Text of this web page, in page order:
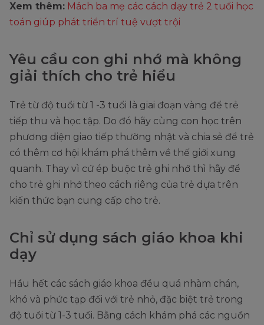
Xem thêm: Mách ba mẹ các cách dạy trẻ 2 tuổi học
toán giúp phát triển trí tuệ vượt trội
Yêu cầu con ghi nhớ mà không
giải thích cho trẻ hiểu
Trẻ từ độ tuổi từ 1 -3 tuổi là giai đoạn vàng để trẻ
tiếp thu và học tập. Do đó hãy cùng con học trên
phương diện giao tiếp thường nhật và chia sẻ để trẻ
có thêm cơ hội khám phá thêm về thế giới xung
quanh. Thay vì cứ ép buộc trẻ ghi nhớ thì hãy để
cho trẻ ghi nhớ theo cách riêng của trẻ dựa trên
kiến thức bạn cung cấp cho trẻ.
Chỉ sử dụng sách giáo khoa khi
dạy
Hầu hết các sách giáo khoa đều quá nhàm chán,
khó và phức tạp đối với trẻ nhỏ, đặc biệt trẻ trong
độ tuổi từ 1-3 tuổi. Bằng cách khám phá các nguồn